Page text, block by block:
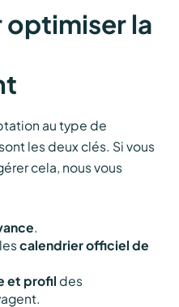
optimiser la
au type de
les deux clés. Si vous
cela, nous vous
calendrier officiel de
et profil des